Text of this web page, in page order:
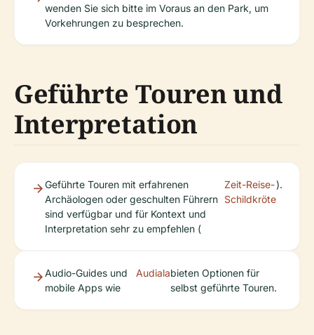
wenden Sie sich bitte im Voraus an den Park, um
Vorkehrungen zu besprechen.
Geführte Touren und
Interpretation
Geführte Touren mit erfahrenen
Archäologen oder geschulten Führern
sind verfügbar und für Kontext und
Interpretation sehr zu empfehlen (
Zeit-Reise-
Schildkröte
).
Audio-Guides und
mobile Apps wie
Audialabieten Optionen für
selbst geführte Touren.